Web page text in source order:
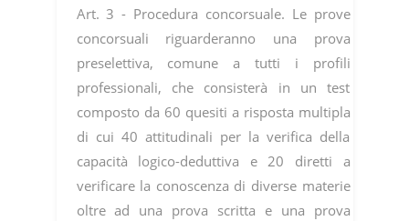
Art. 3 - Procedura concorsuale. Le prove
concorsuali riguarderanno una prova
preselettiva, comune a tutti i profili
professionali, che consisterà in un test
composto da 60 quesiti a risposta multipla
di cui 40 attitudinali per la verifica della
capacità logico-deduttiva e 20 diretti a
verificare la conoscenza di diverse materie
oltre ad una prova scritta e una prova